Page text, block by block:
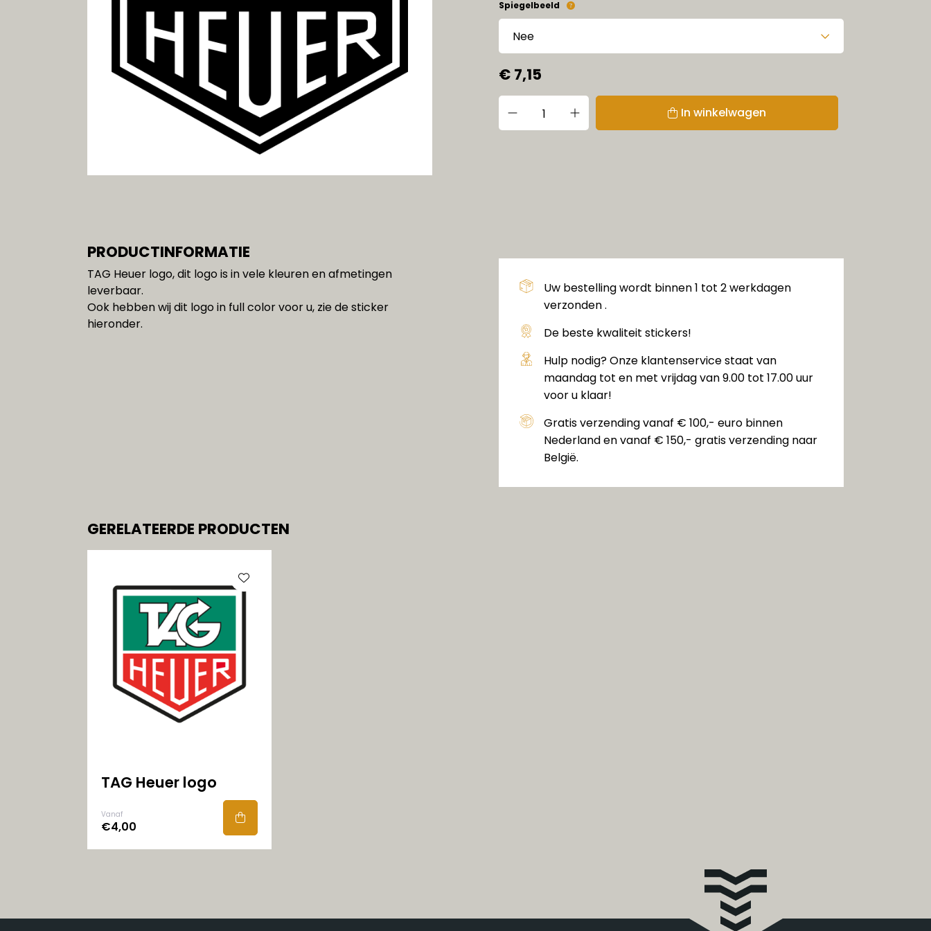
Gereedschap
SALE!!!
Spiegelbeeld
€ 7,15
In winkelwagen
PRODUCTINFORMATIE
TAG Heuer logo, dit logo is in vele kleuren en afmetingen
leverbaar.
Ook hebben wij dit logo in full color voor u, zie de sticker
hieronder.
Uw bestelling wordt binnen 1 tot 2 werkdagen
verzonden .
De beste kwaliteit stickers!
Hulp nodig? Onze klantenservice staat van
maandag tot en met vrijdag van 9.00 tot 17.00 uur
voor u klaar!
Gratis verzending vanaf € 100,- euro binnen
Nederland en vanaf € 150,- gratis verzending naar
België.
GERELATEERDE PRODUCTEN
TAG Heuer logo
Vanaf
€4,00